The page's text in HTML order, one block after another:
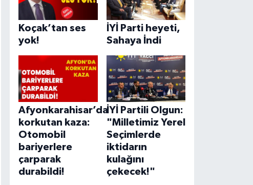
Koçak’tan ses
yok!
İYİ Parti heyeti,
Sahaya İndi
Afyonkarahisar’da
korkutan kaza:
Otomobil
bariyerlere
çarparak
durabildi!
İYİ Partili Olgun:
"Milletimiz Yerel
Seçimlerde
iktidarın
kulağını
çekecek!"